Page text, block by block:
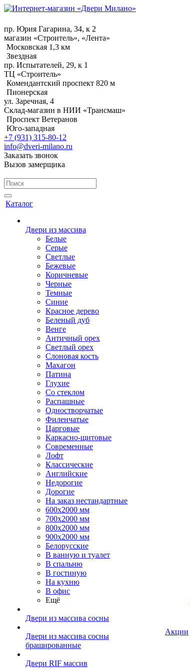
пр. Юрия Гагарина, 34, к 2
магазин «Строитель», «Лента»
Московская 1,3 км
Звездная
пр. Испытателей, 29, к 1
ТЦ «Строитель»
Комендантский проспект 820 м
Пионерская
ул. Заречная, 4
Склад-магазин в НИИ «Трансмаш»
Проспект Ветеранов
Юго-западная
+7 (931) 315-80-12
info@dveri-milano.ru
Заказать звонок
Вызов замерщика
Каталог
Двери из массива
Белые
Серые
Светлые
Бежевые
Коричневые
Черные
Темные
Синие
Красное дерево
Беленый дуб
Венге
Античный орех
Светлый орех
Слоновая кость
Махагон
Патина
Глухие
Со стеклом
Распашные
Одностворчатые
Филенчатые
Царговые
Каркасно-щитовые
Современные
Лофт
Классические
Английские
Недорогие
Дорогие
На заказ нестандартные
600х2000 мм
700х2000 мм
800х2000 мм
900х2000 мм
Белорусские
В ванную и туалет
В спальню
В гостиную
На кухню
В офис
Ещё
Двери из массива сосны
Двери из массива сосны
брашированные
Двери RIF массив
Акции